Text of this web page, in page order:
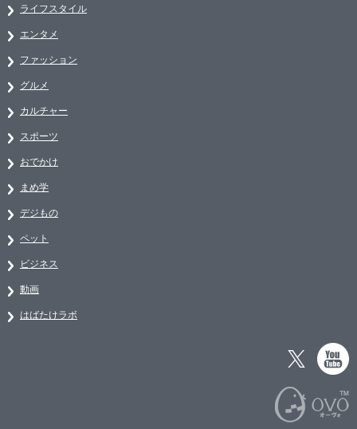
ライフスタイル
エンタメ
ファッション
グルメ
カルチャー
スポーツ
おでかけ
まめ学
デジもの
ペット
ビジネス
動画
はばたけラボ